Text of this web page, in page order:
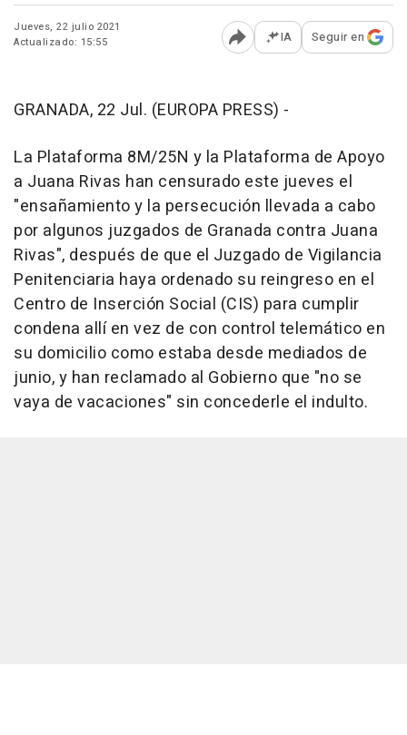
Jueves, 22 julio 2021
Actualizado: 15:55
Abrir opciones para
IA Seguir en
GRANADA, 22 Jul. (EUROPA PRESS) -
La Plataforma 8M/25N y la Plataforma de Apoyo
a Juana Rivas han censurado este jueves el
"ensañamiento y la persecución llevada a cabo
por algunos juzgados de Granada contra Juana
Rivas", después de que el Juzgado de Vigilancia
Penitenciaria haya ordenado su reingreso en el
Centro de Inserción Social (CIS) para cumplir
condena allí en vez de con control telemático en
su domicilio como estaba desde mediados de
junio, y han reclamado al Gobierno que "no se
vaya de vacaciones" sin concederle el indulto.